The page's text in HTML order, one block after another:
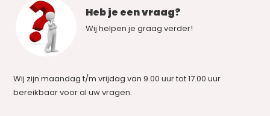
Heb je een vraag?
Wij helpen je graag verder!
Wij zijn maandag t/m vrijdag van 9.00 uur tot 17.00 uur
bereikbaar voor al uw vragen.